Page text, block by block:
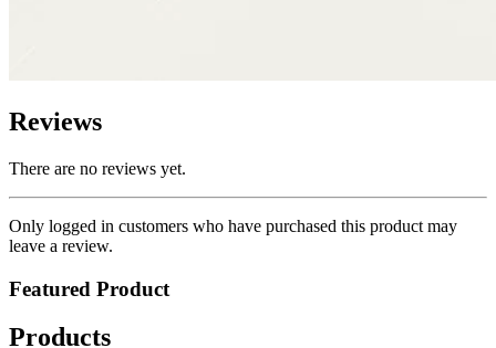
Reviews
There are no reviews yet.
Only logged in customers who have purchased this product may
leave a review.
Featured Product
Products